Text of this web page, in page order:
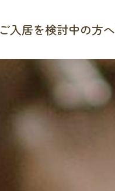
ご入居を検討中の方へ